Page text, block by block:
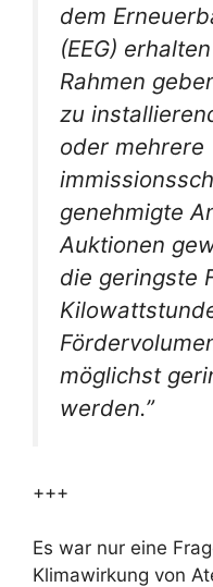
dem
(EEG)
Rahmen
zu
oder mehrere
genehmigte
Auktionen
die geringste
möglichst
werden.”
+++
Es war nur eine
Klimawirkung von